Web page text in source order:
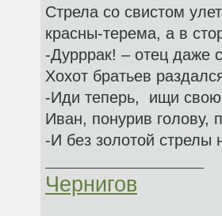
Стрела со свистом
красны-терема, а в
-Дурррак! – отец даже
Хохот братьев
-Иди теперь, ищи свою
Иван, понурив голову,
-И без золотой стрелы
Чернигов